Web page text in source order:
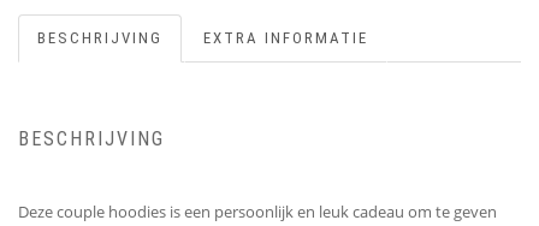
BESCHRIJVING EXTRA INFORMATIE
BESCHRIJVING
Deze couple hoodies is een persoonlijk en leuk cadeau om te geven